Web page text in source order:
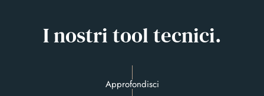
I nostri tool tecnici.
Approfondisci